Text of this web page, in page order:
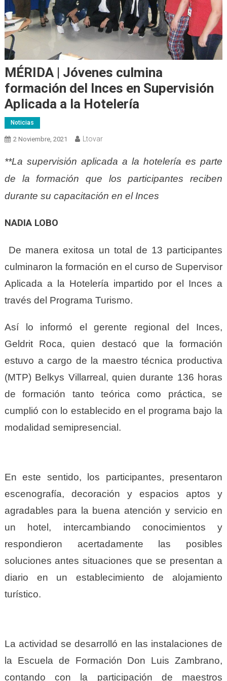
MÉRIDA | Jóvenes culmina
formación del Inces en Supervisión
Aplicada a la Hotelería
Noticias
2 Noviembre, 2021 Ltovar
**La supervisión aplicada a la hotelería es parte
de la formación que los participantes reciben
durante su capacitación en el Inces
NADIA LOBO
De manera exitosa un total de 13 participantes
culminaron la formación en el curso de Supervisor
Aplicada a la Hotelería impartido por el Inces a
través del Programa Turismo.
Así lo informó el gerente regional del Inces,
Geldrit Roca, quien destacó que la formación
estuvo a cargo de la maestro técnica productiva
(MTP) Belkys Villarreal, quien durante 136 horas
de formación tanto teórica como práctica, se
cumplió con lo establecido en el programa bajo la
modalidad semipresencial.
En este sentido, los participantes, presentaron
escenografía, decoración y espacios aptos y
agradables para la buena atención y servicio en
un hotel, intercambiando conocimientos y
respondieron acertadamente las posibles
soluciones antes situaciones que se presentan a
diario en un establecimiento de alojamiento
turístico.
La actividad se desarrolló en las instalaciones de
la Escuela de Formación Don Luis Zambrano,
contando con la participación de maestros